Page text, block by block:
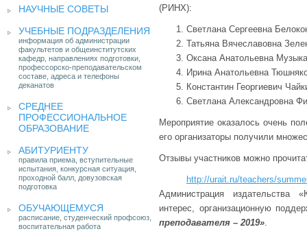
НАУЧНЫЕ СОВЕТЫ
УЧЕБНЫЕ ПОДРАЗДЕЛЕНИЯ
информация об администрации
факультетов и общеинститутских
кафедр, направлениях подготовки,
профессорско-преподавательском
составе, адреса и телефоны
деканатов
СРЕДНЕЕ
ПРОФЕССИОНАЛЬНОЕ
ОБРАЗОВАНИЕ
АБИТУРИЕНТУ
правила приема, вступительные
испытания, конкурсная ситуация,
проходной балл, довузовская
подготовка
ОБУЧАЮЩЕМУСЯ
расписание, студенческий профсоюз,
воспитательная работа
(РИНХ):
Светлана Сергеевна
Татьяна Вячеславовна
Оксана Анатольевна Музыка
Ирина Анатольевна
Константин Георгиевич
Светлана Александровна
Мероприятие оказалось очень
его организаторы получили
Отзывы участников можно
http://urait.ru/teachers/
Администрация издательства
интерес, организационную
преподавателя – 2019».